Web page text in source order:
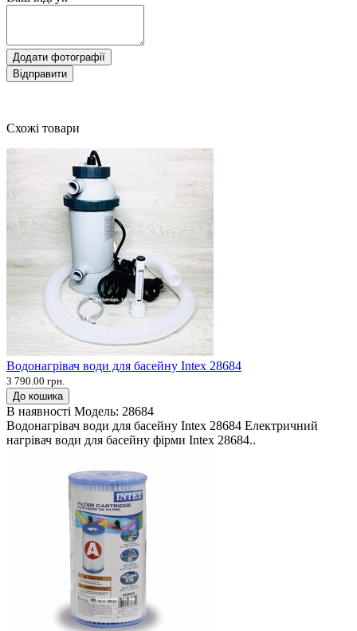
Додати фотографії
Відправити
Схожі товари
Водонагрівач води для басейну Intex 28684
3 790.00 грн.
До кошика
В наявності Модель: 28684
Водонагрівач води для басейну Intex 28684 Електричний
нагрівач води для басейну фірми Intex 28684..